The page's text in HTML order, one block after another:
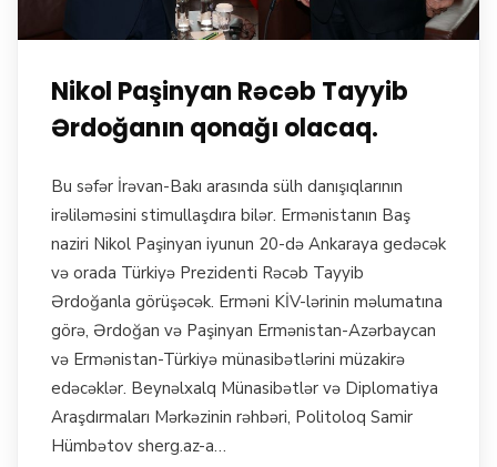
Nikol Paşinyan Rəcəb Tayyib
Ərdoğanın qonağı olacaq.
Bu səfər İrəvan-Bakı arasında sülh danışıqlarının
irəliləməsini stimullaşdıra bilər. Ermənistanın Baş
naziri Nikol Paşinyan iyunun 20-də Ankaraya gedəcək
və orada Türkiyə Prezidenti Rəcəb Tayyib
Ərdoğanla görüşəcək. Erməni KİV-lərinin məlumatına
görə, Ərdoğan və Paşinyan Ermənistan-Azərbaycan
və Ermənistan-Türkiyə münasibətlərini müzakirə
edəcəklər. Beynəlxalq Münasibətlər və Diplomatiya
Araşdırmaları Mərkəzinin rəhbəri, Politoloq Samir
Hümbətov sherg.az-a…